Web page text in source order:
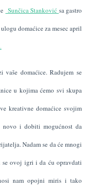
Sunčica Stanković sa gastro
domaćice za mesec april
domaćice. Radujem se
u kojima ćemo svi skupa
kreativne domaćice svojim
i dobiti mogućnost da
Nadam se da će mnogi
ovoj igri i da ću opravdati
nam opojni miris i tako